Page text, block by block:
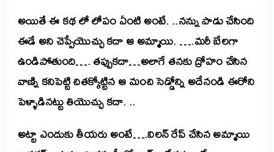
అయితే ఈ కథ లో లోపం ఏంటి అంటే. ..నన్ను పాడు చేసింది
ఈడే అని చెప్పేయొచ్చు కదా ఆ అమ్మాయి. ….మరీ బేలగా
ఉండిపోతుంది…. తప్పుకదా…అలాగే తనకు ద్రోహం చేసిన
వాణ్ని కనిపెట్టి చితక్కోట్టిన ఆ మంచి సెడ్డోన్ని అదేనండి ఈరోని
పెళ్ళాడినట్టు తియొచ్చు కదా. ..
అట్టా ఎందుకు తీయరు అంటే….విలన్ రేప్ చేసిన అమ్మాయి